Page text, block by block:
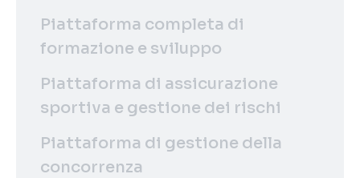
Piattaforma completa di
formazione e sviluppo
Piattaforma di assicurazione
sportiva e gestione dei rischi
Piattaforma di gestione della
concorrenza